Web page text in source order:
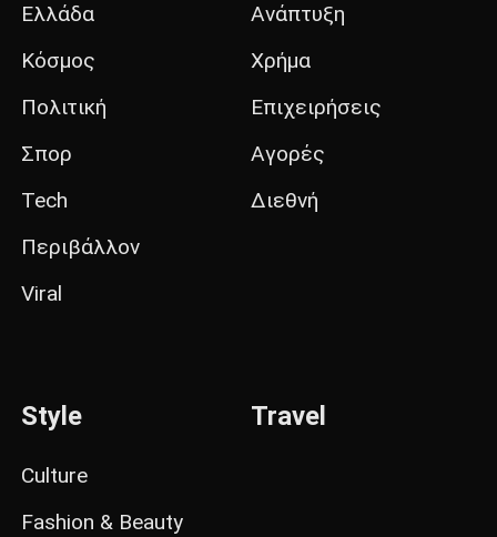
Ελλάδα
Κόσμος
Πολιτική
Σπορ
Tech
Περιβάλλον
Viral
Ανάπτυξη
Χρήμα
Επιχειρήσεις
Αγορές
Διεθνή
Style
Culture
Fashion & Beauty
Travel